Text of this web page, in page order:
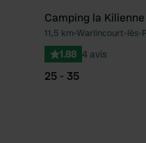
Camping la Kilienne
11,5 km•Warlincourt-lès-
1.88 4 avis
25 - 35